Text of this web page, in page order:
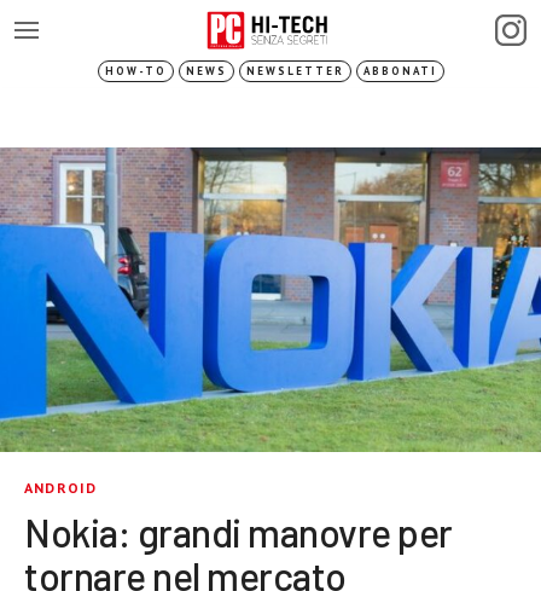
HOW-TO NEWS NEWSLETTER ABBONATI
ANDROID
Nokia: grandi manovre per
tornare nel mercato